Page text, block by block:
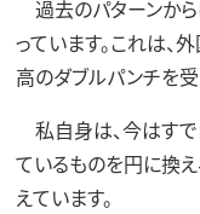
過去のパターンから
っています。これは、
高のダブルパンチを
私自身は、今はすで
ているものを円に換
えています。